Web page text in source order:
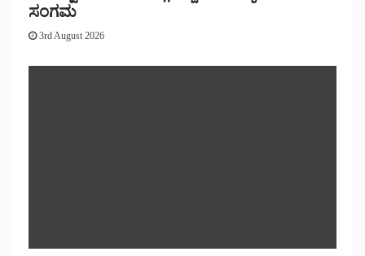
ಸಂಗಮ
3rd August 2026